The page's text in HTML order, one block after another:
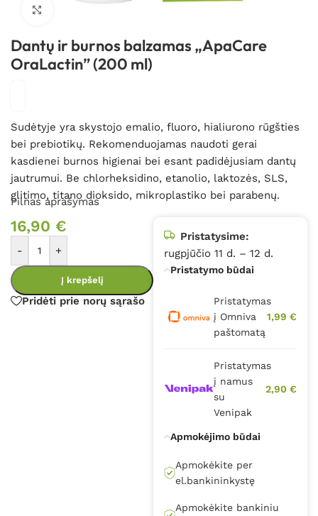
Dantų ir burnos balzamas „ApaCare
OraLactin” (200 ml)
Sudėtyje yra skystojo emalio, fluoro, hialiurono rūgšties
bei prebiotikų. Rekomenduojamas naudoti gerai
kasdienei burnos higienai bei esant padidėjusiam dantų
jautrumui. Be chlorheksidino, etanolio, laktozės, SLS,
glitimo, titano dioksido, mikroplastiko bei parabenų.
Pilnas aprašymas
16,90 €
- +
Į krepšelį
Pridėti prie norų sąrašo
Pristatysime:
rugpjūčio 11 d. – 12 d.
Pristatymo būdai
Pristatymas
į Omniva
paštomatą
1,99 €
Pristatymas
į namus
su
Venipak
2,90 €
Apmokėjimo būdai
Apmokėkite per
el.bankininkystę
Apmokėkite bankiniu